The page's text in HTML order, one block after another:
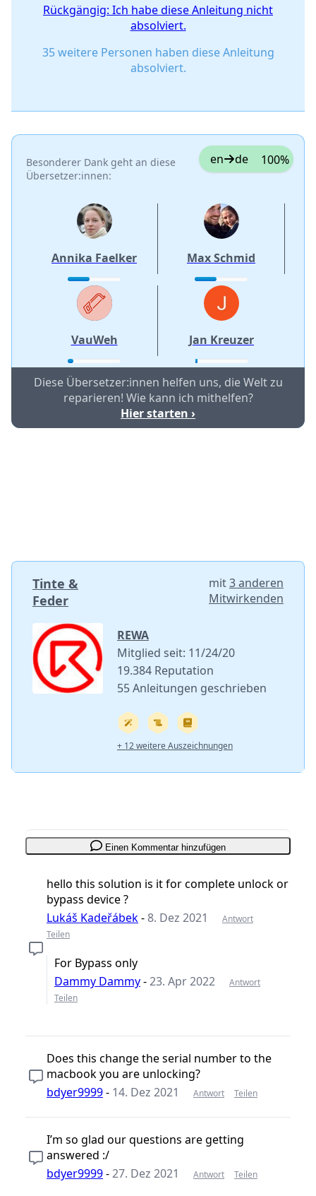
Rückgängig: Ich habe diese Anleitung nicht
absolviert.
35 weitere Personen haben diese Anleitung
absolviert.
Besonderer Dank geht an diese
Übersetzer:innen:
en de 100%
Annika Faelker Max Schmid
VauWeh Jan Kreuzer
Diese Übersetzer:innen helfen uns, die Welt zu
reparieren! Wie kann ich mithelfen?
Hier starten ›
Tinte &
Feder
mit3 anderen
Mitwirkenden
REWA
Mitglied seit: 11/24/20
19.384 Reputation
55 Anleitungen geschrieben
+ 12 weitere Auszeichnungen
Einen Kommentar hinzufügen
hello this solution is it for complete unlock or
bypass device ?
Lukáš Kadeřábek-8. Dez 2021
Antwort
Teilen
For Bypass only
Dammy Dammy-23. Apr 2022
Antwort
Teilen
Does this change the serial number to the
macbook you are unlocking?
bdyer9999- 14. Dez 2021 Antwort Teilen
I’m so glad our questions are getting
answered :/
bdyer9999-27. Dez 2021 Antwort Teilen